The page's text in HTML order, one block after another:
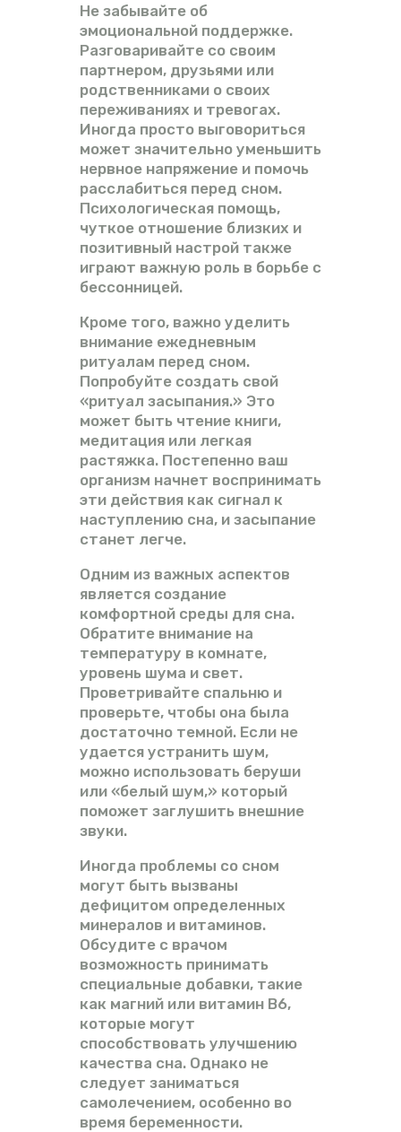
Не забывайте об
эмоциональной поддержке.
Разговаривайте со своим
партнером, друзьями или
родственниками о своих
переживаниях и тревогах.
Иногда просто выговориться
может значительно уменьшить
нервное напряжение и помочь
расслабиться перед сном.
Психологическая помощь,
чуткое отношение близких и
позитивный настрой также
играют важную роль в борьбе с
бессонницей.
Кроме того, важно уделить
внимание ежедневным
ритуалам перед сном.
Попробуйте создать свой
«ритуал засыпания.» Это
может быть чтение книги,
медитация или легкая
растяжка. Постепенно ваш
организм начнет воспринимать
эти действия как сигнал к
наступлению сна, и засыпание
станет легче.
Одним из важных аспектов
является создание
комфортной среды для сна.
Обратите внимание на
температуру в комнате,
уровень шума и свет.
Проветривайте спальню и
проверьте, чтобы она была
достаточно темной. Если не
удается устранить шум,
можно использовать беруши
или «белый шум,» который
поможет заглушить внешние
звуки.
Иногда проблемы со сном
могут быть вызваны
дефицитом определенных
минералов и витаминов.
Обсудите с врачом
возможность принимать
специальные добавки, такие
как магний или витамин B6,
которые могут
способствовать улучшению
качества сна. Однако не
следует заниматься
самолечением, особенно во
время беременности.